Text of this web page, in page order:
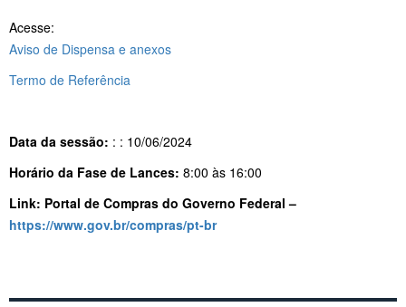
Acesse:
Aviso de Dispensa e anexos
Termo de Referência
Data da sessão: : : 10/06/2024
Horário da Fase de Lances: 8:00 às 16:00
Link: Portal de Compras do Governo Federal –
https://www.gov.br/compras/pt-br